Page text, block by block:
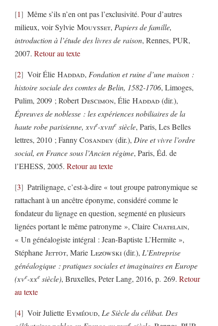
1
Même s’ils n’en ont pas l’exclusivité. Pour d’autres
milieux, voir Sylvie Mouysset, Papiers de famille,
introduction à l’étude des livres de raison, Rennes, PUR,
2007. Retour au texte
2 Voir Élie Haddad, Fondation et ruine d’une maison :
histoire sociale des comtes de Belin, 1582-1706, Limoges,
Pulim, 2009 ; RobertDescimon, Élie Haddad(dir.),
Épreuves de noblesse : les expériences nobiliaires de la
haute robe parisienne, xvie-xviiie siècle, Paris, Les Belles
lettres, 2010 ; FannyCosandey(dir.), Dire et vivre l’ordre
social, en France sous l’Ancien régime, Paris, Éd. de
l’EHESS, 2005. Retour au texte
3
Patrilignage, c’est-à-dire « tout groupe patronymique se
rattachant à un ancêtre éponyme, considéré comme le
fondateur du lignage en question, segmenté en plusieurs
lignées portant le même patronyme », Claire Chatelain,
« Un généalogiste intégral : Jean-Baptiste L’Hermite »,
Stéphane Jettot, Marie Lezowski(dir.), L’Entreprise
généalogique : pratiques sociales et imaginaires en Europe
(xve-xxe siècle), Bruxelles, Peter Lang, 2016, p. 269. Retour
au texte
4 Voir Juliette Eyméoud, Le Siècle du célibat. Des
e